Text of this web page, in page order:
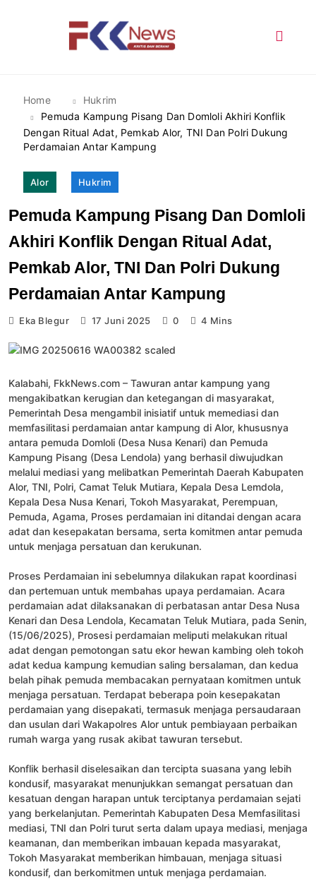
Home
Hukrim
Pemuda Kampung Pisang Dan Domloli Akhiri Konflik
Dengan Ritual Adat, Pemkab Alor, TNI Dan Polri Dukung
Perdamaian Antar Kampung
Alor Hukrim
Pemuda Kampung Pisang Dan Domloli
Akhiri Konflik Dengan Ritual Adat,
Pemkab Alor, TNI Dan Polri Dukung
Perdamaian Antar Kampung
Eka Blegur 17 Juni 2025 0 4 Mins
Kalabahi, FkkNews.com – Tawuran antar kampung yang
mengakibatkan kerugian dan ketegangan di masyarakat,
Pemerintah Desa mengambil inisiatif untuk memediasi dan
memfasilitasi perdamaian antar kampung di Alor, khususnya
antara pemuda Domloli (Desa Nusa Kenari) dan Pemuda
Kampung Pisang (Desa Lendola) yang berhasil diwujudkan
melalui mediasi yang melibatkan Pemerintah Daerah Kabupaten
Alor, TNI, Polri, Camat Teluk Mutiara, Kepala Desa Lemdola,
Kepala Desa Nusa Kenari, Tokoh Masyarakat, Perempuan,
Pemuda, Agama, Proses perdamaian ini ditandai dengan acara
adat dan kesepakatan bersama, serta komitmen antar pemuda
untuk menjaga persatuan dan kerukunan.
Proses Perdamaian ini sebelumnya dilakukan rapat koordinasi
dan pertemuan untuk membahas upaya perdamaian. Acara
perdamaian adat dilaksanakan di perbatasan antar Desa Nusa
Kenari dan Desa Lendola, Kecamatan Teluk Mutiara, pada Senin,
(15/06/2025), Prosesi perdamaian meliputi melakukan ritual
adat dengan pemotongan satu ekor hewan kambing oleh tokoh
adat kedua kampung kemudian saling bersalaman, dan kedua
belah pihak pemuda membacakan pernyataan komitmen untuk
menjaga persatuan. Terdapat beberapa poin kesepakatan
perdamaian yang disepakati, termasuk menjaga persaudaraan
dan usulan dari Wakapolres Alor untuk pembiayaan perbaikan
rumah warga yang rusak akibat tawuran tersebut.
Konflik berhasil diselesaikan dan tercipta suasana yang lebih
kondusif, masyarakat menunjukkan semangat persatuan dan
kesatuan dengan harapan untuk terciptanya perdamaian sejati
yang berkelanjutan. Pemerintah Kabupaten Desa Memfasilitasi
mediasi, TNI dan Polri turut serta dalam upaya mediasi, menjaga
keamanan, dan memberikan imbauan kepada masyarakat,
Tokoh Masyarakat memberikan himbauan, menjaga situasi
kondusif, dan berkomitmen untuk menjaga perdamaian.